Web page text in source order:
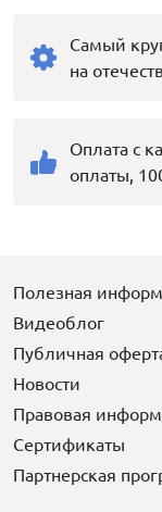
Самый
на
Оплата с
оплаты,
Полезная
Видеоблог
Публичная
Новости
Правовая
Сертификаты
Партнерская